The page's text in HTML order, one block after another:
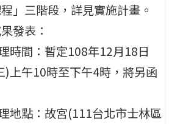
」三階段，詳見實施計畫。
發表：
時間：暫定108年12月18日
)上午10時至下午4時，將另函
地點：故宮(111台北市士林區